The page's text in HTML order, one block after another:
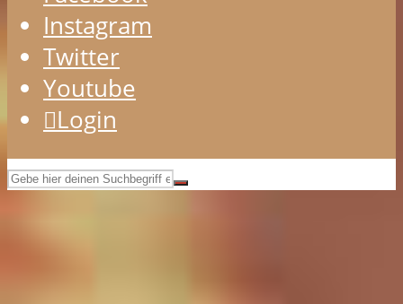
Instagram
Twitter
Youtube
Login